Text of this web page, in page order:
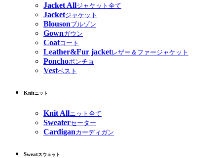
Jacket Allジャケット全て
Jacketジャケット
Blousonブルゾン
Gownガウン
Coatコート
Leather&Fur jacketレザー＆ファージャケット
Ponchoポンチョ
Vestベスト
Knitニット
Knit Allニット全て
Sweaterセーター
Cardiganカーディガン
Sweatスウェット